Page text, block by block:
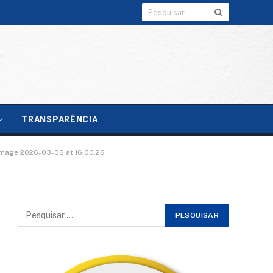
TRANSPARÊNCIA
2026-03-06 at 16.00.26